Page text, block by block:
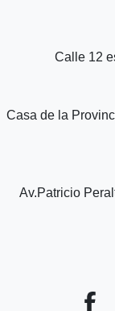
Calle 12
Casa de la
Av.Patricio